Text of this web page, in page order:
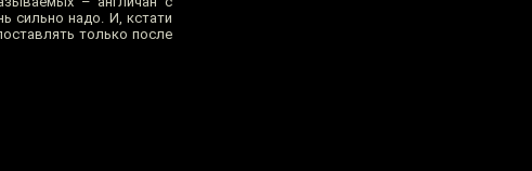
сильно надо. И, кстати
только после